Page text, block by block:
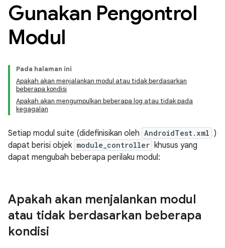
Gunakan Pengontrol
Modul
Pada halaman ini
Apakah akan menjalankan modul atau tidak berdasarkan
beberapa kondisi
Apakah akan mengumpulkan beberapa log atau tidak pada
kegagalan
Setiap modul suite (didefinisikan oleh AndroidTest.xml )
dapat berisi objek module_controller khusus yang
dapat mengubah beberapa perilaku modul:
Apakah akan menjalankan modul
atau tidak berdasarkan beberapa
kondisi